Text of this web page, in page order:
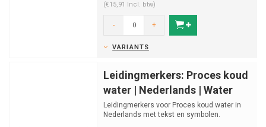
(€15,91 Incl. btw)
- +
VARIANTS
Leidingmerkers: Proces koud
water | Nederlands | Water
Leidingmerkers voor Proces koud water in
Nederlands met tekst en symbolen.